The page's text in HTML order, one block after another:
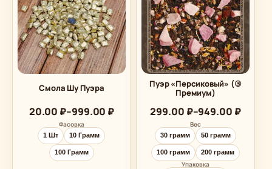
Смола Шу Пуэра
20.00 ₽–999.00 ₽
Диапазон
цен:
20.00 ₽
–
999.00 ₽
Фасовка
1 Шт 10 Грамм
100 Грамм
Пуэр «Персиковый» (③
Премиум)
299.00 ₽–949.00 ₽
Диапазон
цен:
299.00 ₽
–
949.00 ₽
Вес
30 грамм 50 грамм
100 грамм 200 грамм
Упаковка